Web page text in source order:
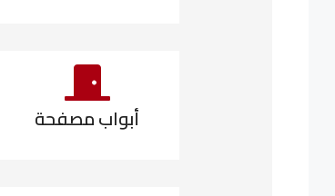
أبواب مصفحة